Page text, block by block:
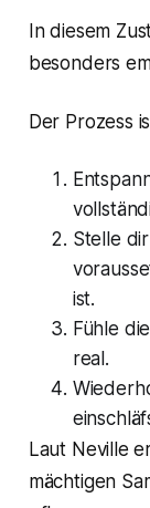
In diesem
besonders
Der Prozess
Stelle
ist.
Fühle
real.
Laut Neville
mächtigen